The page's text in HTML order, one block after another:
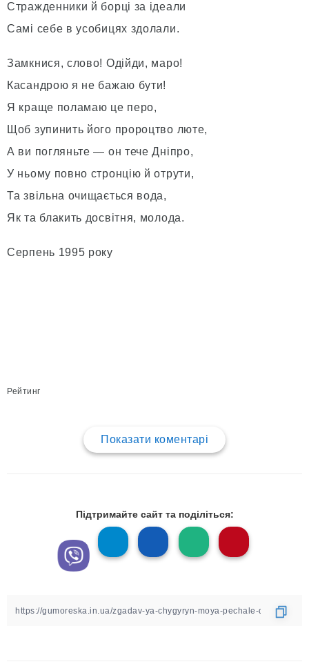
Стражденники й борці за ідеали
Самі себе в усобицях здолали.
Замкнися, слово! Одійди, маро!
Касандрою я не бажаю бути!
Я краще поламаю це перо,
Щоб зупинить його пророцтво люте,
А ви погляньте — он тече Дніпро,
У ньому повно стронцію й отрути,
Та звільна очищається вода,
Як та блакить досвітня, молода.
Серпень 1995 року
Рейтинг
Показати коментарі
Підтримайте сайт та поділіться: